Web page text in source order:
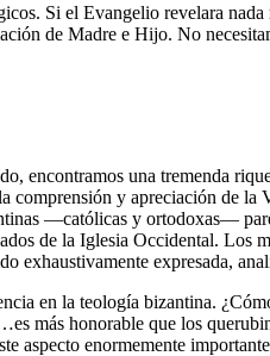
Si el Evangelio revelara
de Madre e Hijo. No
encontramos una tremenda
comprensión y apreciación de
—católicas y ortodoxas—
de la Iglesia Occidental.
exhaustivamente expresada,
en la teología bizantina.
más honorable que los
aspecto enormemente